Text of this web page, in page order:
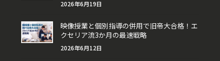
2026年6月19日
映像授業と個別指導の併用で旧帝大合格！エ
クセリア流3か月の最速戦略
2026年6月12日